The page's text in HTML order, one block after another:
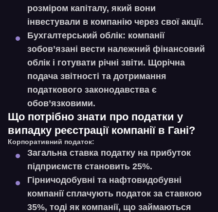
розміром капіталу, який вони
інвестували в компанію через свої акції.
Бухгалтерський облік: компанії
зобов’язані вести належний фінансовий
облік і готувати річні звіти. Щорічна
подача звітності та дотримання
податкового законодавства є
обов’язковими.
Що потрібно знати про податки у
випадку реєстрації компанії в Гані?
Корпоративний податок:
Загальна ставка податку на прибуток
підприємств становить 25%.
Гірничодобувні та нафтовидобувні
компанії сплачують податок за ставкою
35%, тоді як компанії, що займаються